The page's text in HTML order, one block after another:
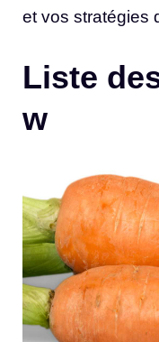
et vos stratégies
Liste
w